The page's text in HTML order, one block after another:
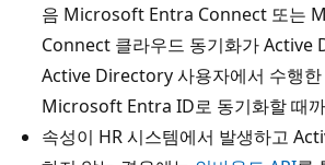
음 Microsoft Entra Connect 또는
Connect 클라우드 동기화가 Active
Active Directory 사용자에서 수행한
Microsoft Entra ID로 동기화할 때
속성이 HR 시스템에서 발생하고